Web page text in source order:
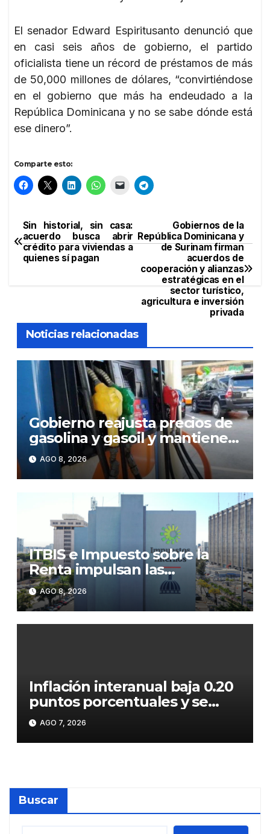
El senador Edward Espiritusanto denunció que
en casi seis años de gobierno, el partido
oficialista tiene un récord de préstamos de más
de 50,000 millones de dólares, “convirtiéndose
en el gobierno que más ha endeudado a la
República Dominicana y no se sabe dónde está
ese dinero”.
Comparte esto:
Navegación
de
Gobiernos de la
República Dominicana y
de Surinam firman
acuerdos de
cooperación y alianzas
estratégicas en el
sector turístico,
agricultura e inversión
privada
Sin historial, sin casa:
acuerdo busca abrir
crédito para viviendas a
quienes sí pagan
Noticias relacionadas
Gobierno reajusta precios de
gasolina y gasoil y mantiene
congelado el GLP
AGO 8, 2026
ITBIS e Impuesto sobre la
Renta impulsan las
recaudaciones de la DGII;
superan los RD$81,475
millones en julio
AGO 8, 2026
Inflación interanual baja 0.20
puntos porcentuales y se
sitúa en 5.47 %
AGO 7, 2026
Buscar